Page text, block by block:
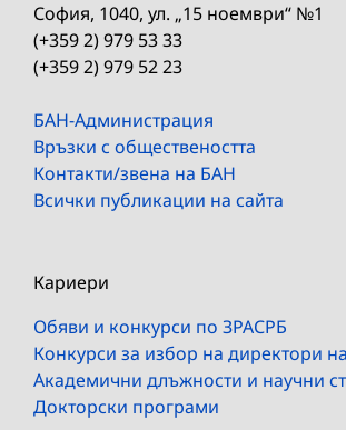
София, 1040, ул. „15 ноември“ №1
(+359 2) 979 53 33
(+359 2) 979 52 23
БАН-Администрация
Връзки с обществеността
Контакти/звена на БАН
Всички публикации на сайта
Кариери
Обяви и конкурси по ЗРАСРБ
Конкурси за избор на директори
Академични длъжности и научни
Докторски програми